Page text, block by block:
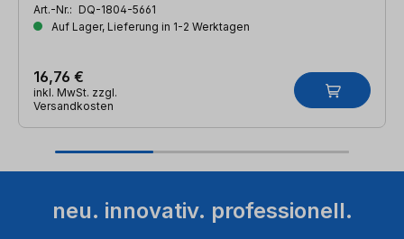
Art.-Nr.: DQ-1804-5661
Auf Lager, Lieferung in 1-2 Werktagen
16,76 €
inkl. MwSt. zzgl.
Versandkosten
neu. innovativ. professionell.